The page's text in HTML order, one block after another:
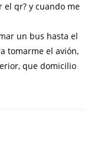
el qr? y cuando me
un bus hasta el
tomarme el avión,
que domicilio